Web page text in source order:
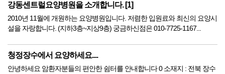
강동센트럴요양병원을 소개합니다. [1]
2010년 11월에 개원하는 요양병원입니다. 저렴한 입원료와 최신의 요양시
설을 자랑합니다. (지하3층~지상9층) 궁금하신점은 010-7725-1167...
청정장수에서 요양하세요....
안녕하세요 암환자분들의 편안한 쉼터를 안내합니다 0 소재지 : 전북 장수